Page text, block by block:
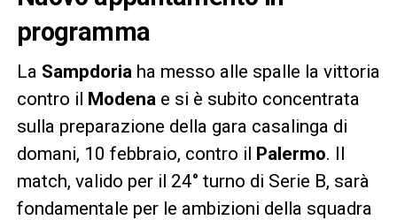
programma
La Sampdoria ha messo alle spalle la vittoria
contro il Modena e si è subito concentrata
sulla preparazione della gara casalinga di
domani, 10 febbraio, contro il Palermo. Il
match, valido per il 24° turno di Serie B, sarà
fondamentale per le ambizioni della squadra